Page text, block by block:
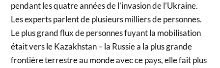
pendant les quatre années de l’invasion de l’Ukraine.
Les experts parlent de plusieurs milliers de personnes.
Le plus grand flux de personnes fuyant la mobilisation
était vers le Kazakhstan – la Russie a la plus grande
frontière terrestre au monde avec ce pays, elle fait plus